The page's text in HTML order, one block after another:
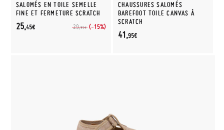
SALOMÉS EN TOILE SEMELLE
FINE ET FERMETURE SCRATCH
29,95€ (-15%)
25,45€
CHAUSSURES SALOMÉS
BAREFOOT TOILE CANVAS À
SCRATCH
41,95€